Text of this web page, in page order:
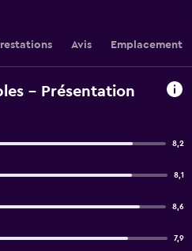
Avis Emplacement
- Présentation
8,2
8,1
8,6
7,9